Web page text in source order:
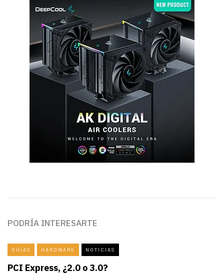
PODRÍA INTERESARTE
GUÍAS HARDWARE NOTICIAS
PCI Express, ¿2.0 o 3.0?